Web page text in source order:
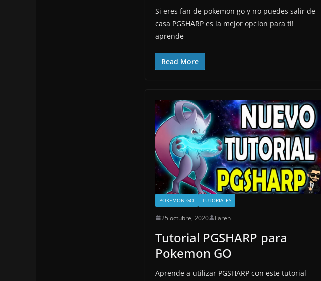
Si eres fan de pokemon go y no puedes salir de
casa PGSHARP es la mejor opcion para ti!
aprende
Read More
POKEMON GO TUTORIALES
25 octubre, 2020 Laren
Tutorial PGSHARP para
Pokemon GO
Aprende a utilizar PGSHARP con este tutorial